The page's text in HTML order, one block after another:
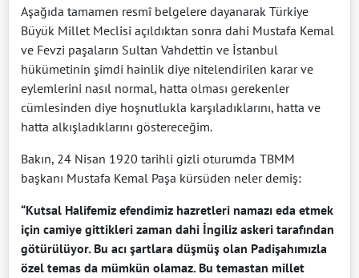
Aşağıda tamamen resmî belgelere dayanarak Türkiye
Büyük Millet Meclisi açıldıktan sonra dahi Mustafa Kemal
ve Fevzi paşaların Sultan Vahdettin ve İstanbul
hükümetinin şimdi hainlik diye nitelendirilen karar ve
eylemlerini nasıl normal, hatta olması gerekenler
cümlesinden diye hoşnutlukla karşıladıklarını, hatta ve
hatta alkışladıklarını göstereceğim.
Bakın, 24 Nisan 1920 tarihli gizli oturumda TBMM
başkanı Mustafa Kemal Paşa kürsüden neler demiş:
“Kutsal Halifemiz efendimiz hazretleri namazı eda etmek
için camiye gittikleri zaman dahi İngiliz askeri tarafından
götürülüyor. Bu acı şartlara düşmüş olan Padişahımızla
özel temas da mümkün olamaz. Bu temastan millet